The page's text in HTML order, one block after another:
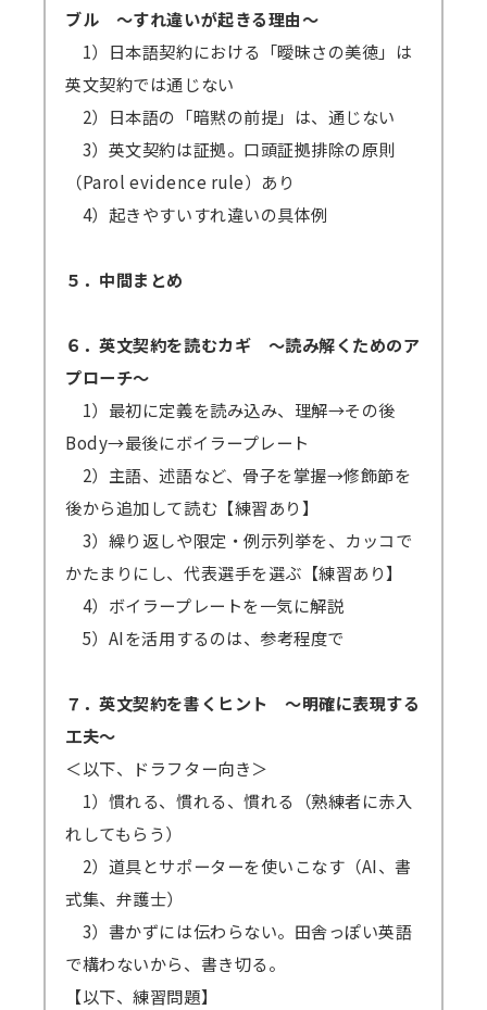
ブル ～すれ違いが起きる理由～
1）日本語契約における「曖昧さの美徳」は
英文契約では通じない
2）日本語の「暗黙の前提」は、通じない
3）英文契約は証拠。口頭証拠排除の原則
（Parol evidence rule）あり
4）起きやすいすれ違いの具体例
５．中間まとめ
６．英文契約を読むカギ ～読み解くためのア
プローチ～
1）最初に定義を読み込み、理解→その後
Body→最後にボイラープレート
2）主語、述語など、骨子を掌握→修飾節を
後から追加して読む【練習あり】
3）繰り返しや限定・例示列挙を、カッコで
かたまりにし、代表選手を選ぶ【練習あり】
4）ボイラープレートを一気に解説
5）AIを活用するのは、参考程度で
７．英文契約を書くヒント ～明確に表現する
工夫～
＜以下、ドラフター向き＞
1）慣れる、慣れる、慣れる（熟練者に赤入
れしてもらう）
2）道具とサポーターを使いこなす（AI、書
式集、弁護士）
3）書かずには伝わらない。田舎っぽい英語
で構わないから、書き切る。
【以下、練習問題】